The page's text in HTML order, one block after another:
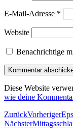
E-Mail-Adresse *
Website
Benachrichtige
Diese Website
wie deine
ZurückVorheriger
Nächster